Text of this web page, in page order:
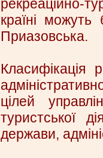
рекреаційно-
країні
Приазовська.
Класифікація
цілей
туристської
держави,